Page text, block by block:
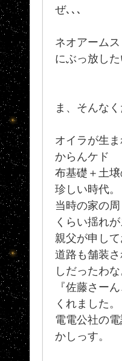
ぜ､､､
ネオアーム
にぶっ放した
ま、そんな
オイラが生
からんケド
布基礎＋土
珍しい時代。
当時の家の
くらい揺れ
親父が申し
道路も舗装
しだったわな
『佐藤さー
くれました。
電電公社の
かしっす。